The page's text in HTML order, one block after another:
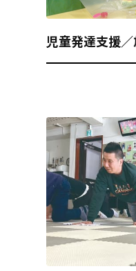
児童発達支援